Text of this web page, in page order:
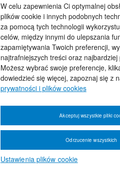
W celu zapewnienia Ci optymalnej
plików cookie i innych podobnych
za pomocą tych technologii
celów, między innymi do ulepszania
zapamiętywania Twoich preferencji,
najtrafniejszych treści oraz
Możesz wybrać swoje preferencje,
dowiedzieć się więcej, zapoznaj się z
prywatności i plików cookies
Ustawienia plików cookie
Odrzucenie wszystkich
Akceptuj wszystkie pliki